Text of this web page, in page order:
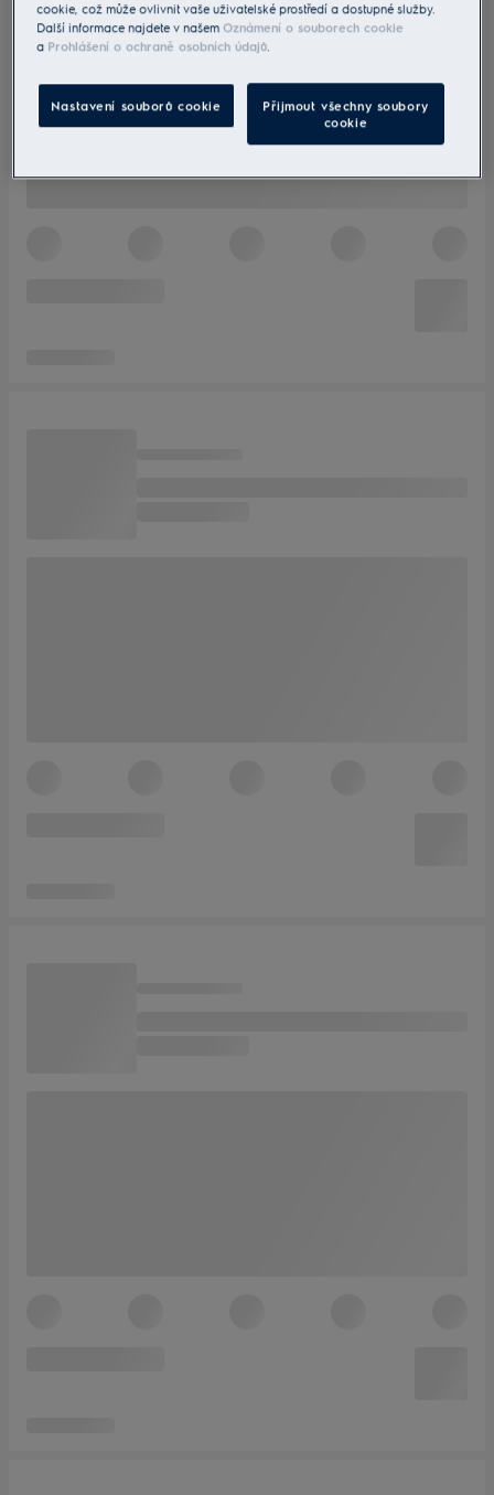
cookie, což může ovlivnit vaše uživatelské prostředí a dostupné služby.
Další informace najdete v našemOznámení o souborech cookie
a Prohlášení o ochraně osobních údajů
Nastavení souborů cookie
Přijmout všechny soubory
cookie